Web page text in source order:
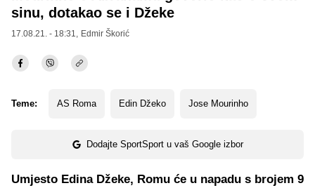
sinu, dotakao se i Džeke
17.08.21. - 18:31, Edmir Škorić
Teme: AS Roma Edin Džeko Jose Mourinho
Dodajte SportSport u vaš Google izbor
Umjesto Edina Džeke, Romu će u napadu s brojem 9